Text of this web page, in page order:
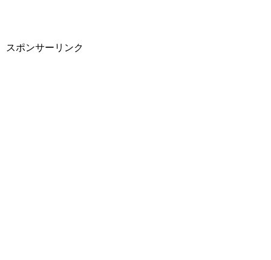
スポンサーリンク